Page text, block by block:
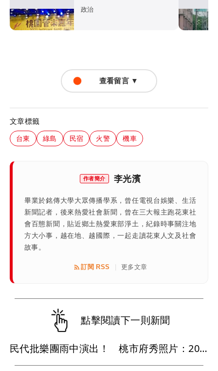
執政也照演
政治
查看留言 ▼
文章標籤
台東 綠島 民宿 火警 機車
作者簡介 李光濱
畢業於銘傳大學大眾傳播學系，曾任電視台娛樂、生活
新聞記者，後來熱愛社會新聞，曾在三大報主跑花東社
會百態新聞，貼近鄉土熱愛東部淨土，紀錄時事關注地
方大小事，越在地、越國際，一起走讀花東人文及社會
故事。
訂閱 RSS 更多文章
點擊閱讀下一則新聞
民代批樂團雨中演出！ 桃市府秀照片：2021年綠營執政也照演